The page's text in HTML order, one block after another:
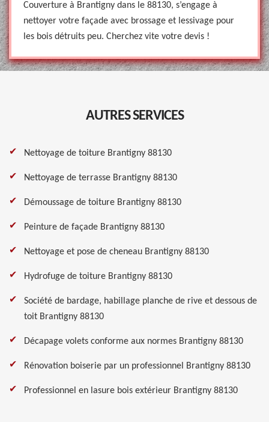
Couverture à Brantigny dans le 88130, s’engage à
nettoyer votre façade avec brossage et lessivage pour
les bois détruits peu. Cherchez vite votre devis !
AUTRES SERVICES
Nettoyage de toiture Brantigny 88130
Nettoyage de terrasse Brantigny 88130
Démoussage de toiture Brantigny 88130
Peinture de façade Brantigny 88130
Nettoyage et pose de cheneau Brantigny 88130
Hydrofuge de toiture Brantigny 88130
Société de bardage, habillage planche de rive et dessous de
toit Brantigny 88130
Décapage volets conforme aux normes Brantigny 88130
Rénovation boiserie par un professionnel Brantigny 88130
Professionnel en lasure bois extérieur Brantigny 88130